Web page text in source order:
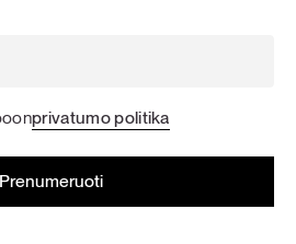
privatumo politika